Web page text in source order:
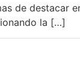
de destacar
la […]